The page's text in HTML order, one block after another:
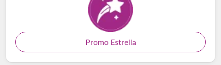
Promo Estrella